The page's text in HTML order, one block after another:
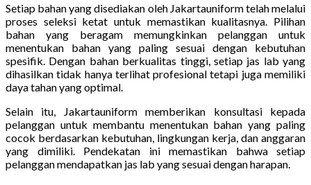
Setiap bahan yang disediakan oleh Jakartauniform telah melalui
proses seleksi ketat untuk memastikan kualitasnya. Pilihan
bahan yang beragam memungkinkan pelanggan untuk
menentukan bahan yang paling sesuai dengan kebutuhan
spesifik. Dengan bahan berkualitas tinggi, setiap jas lab yang
dihasilkan tidak hanya terlihat profesional tetapi juga memiliki
daya tahan yang optimal.
Selain itu, Jakartauniform memberikan konsultasi kepada
pelanggan untuk membantu menentukan bahan yang paling
cocok berdasarkan kebutuhan, lingkungan kerja, dan anggaran
yang dimiliki. Pendekatan ini memastikan bahwa setiap
pelanggan mendapatkan jas lab yang sesuai dengan harapan.